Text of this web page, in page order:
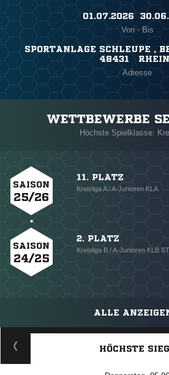
01.07.2026
Von - Bis
SPORTANLAGE SCHLEUPE ,
48431
Adresse
WETTBEWERBE
Höchste Spielklasse:
SAISON
25/26
11. PLATZ
Kreisliga A / A-Junioren KLA
SAISON
24/25
2. PLATZ
Kreisliga B / A-Junioren KLB
ALLE
HÖCHSTE